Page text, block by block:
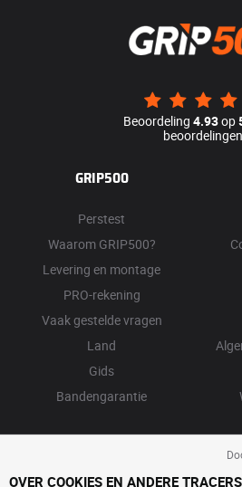
Beoordeling 4.93op
beoordelingen
GRIP500
Perstest
Waarom GRIP500?
Levering en montage
PRO-rekening
Vaak gestelde vragen
Land
Gids
Bandengarantie
OVER COOKIES EN ANDERE TRACERS